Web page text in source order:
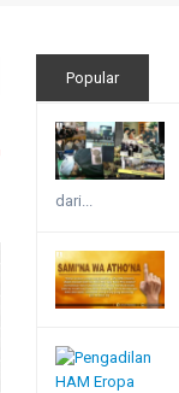
Popular
dari...